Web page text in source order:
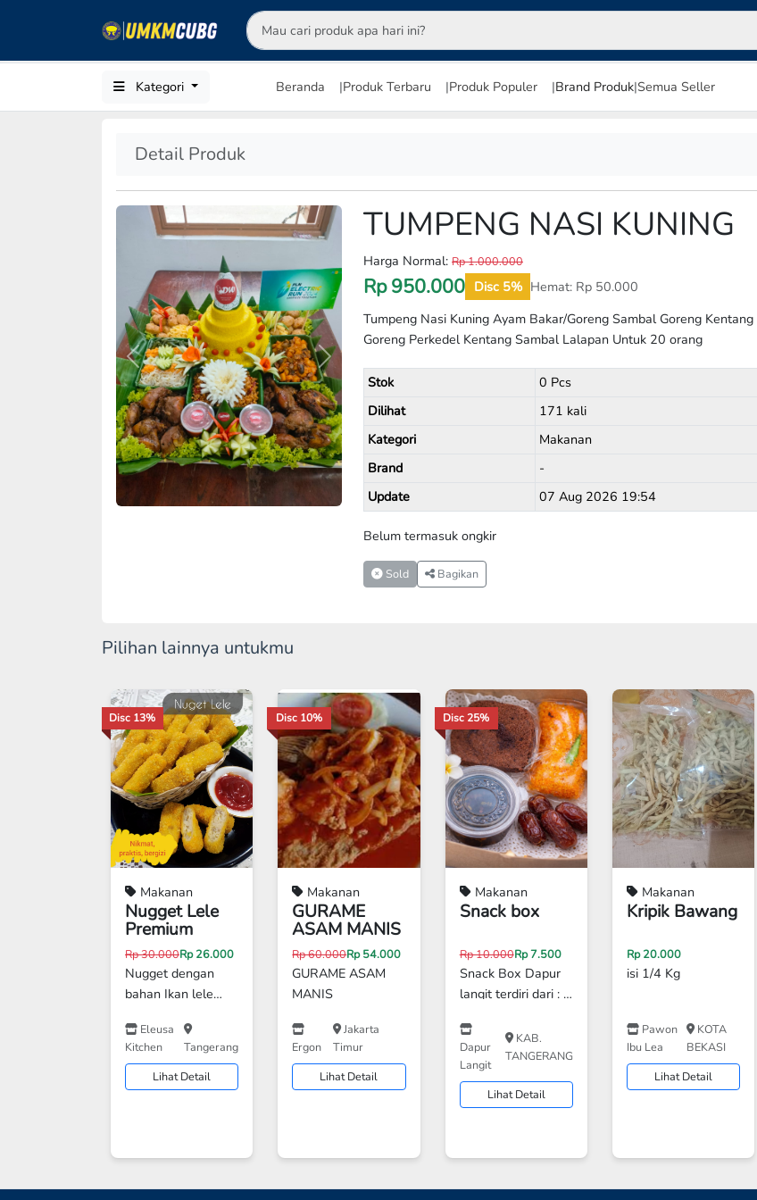
Kategori Beranda |Produk Terbaru |Produk Populer |Brand Produk|Semua Seller
Detail Produk
Previous Next
TUMPENG NASI KUNING
Harga Normal: Rp 1.000.000
Rp950.000 Disc 5% Hemat: Rp 50.000
Tumpeng Nasi Kuning Ayam Bakar/Goreng Sambal Goreng
Goreng Perkedel Kentang Sambal Lalapan Untuk 20 orang
Stok
0 Pcs
Dilihat
171 kali
Kategori
Makanan
Brand
-
Update
07 Aug 2026 19:54
Belum termasuk ongkir
Sold Bagikan
Pilihan lainnya untukmu
Disc 13%
Makanan
Nugget Lele
Premium
Rp 30.000Rp 26.000
Nugget dengan
bahan Ikan lele
daging lele 85 %
dari ikan lele yang
dipelihara sendiri
Cocok untuk anak
Eleusa
Kitchen
Tangerang
Lihat Detail
Disc 10%
Makanan
GURAME
ASAM MANIS
Rp 60.000Rp 54.000
GURAME ASAM
MANIS
Ergon
Jakarta
Timur
Lihat Detail
Disc 25%
Makanan
Snack box
Rp 10.000Rp 7.500
Snack Box Dapur
langit terdiri dari : -
Snack dan 1 Agar
Jelly
Dapur
Langit
KAB.
TANGERANG
Lihat Detail
Makanan
Kripik Bawang
Rp 20.000
isi 1/4 Kg
Pawon
Ibu Lea
KOTA
BEKASI
Lihat Detail
Previous